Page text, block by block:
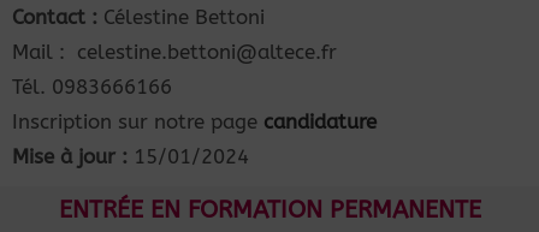
Contact : Célestine Bettoni
Mail : celestine.bettoni@altece.fr
Tél. 0983666166
Inscription sur notre page candidature
Mise à jour : 15/01/2024
ENTRÉE EN FORMATION PERMANENTE